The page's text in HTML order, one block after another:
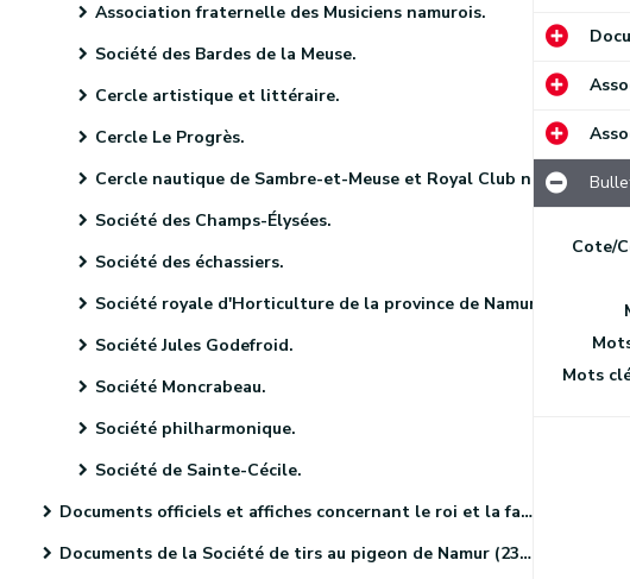
Association fraternelle des Musiciens namurois.
Société des Bardes de la Meuse.
Cercle artistique et littéraire.
Cercle Le Progrès.
Cercle nautique de Sambre-et-Meuse et Royal Club nautique de Sambre-et-Meuse.
Société des Champs-Élysées.
Société des échassiers.
Société royale d'Horticulture de la province de Namur.
Société Jules Godefroid.
Société Moncrabeau.
Société philharmonique.
Société de Sainte-Cécile.
Documents officiels et affiches concernant le roi et la famille royale (18 pièces)
Documents de la Société de tirs au pigeon de Namur (23 pièces)
Cote/
Mots